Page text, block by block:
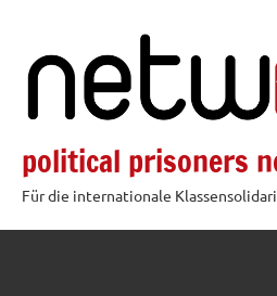
springen
political prisoners
Für die internationale